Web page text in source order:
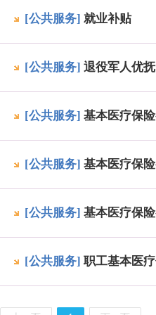
[公共服务] 就业补贴
[公共服务] 退役军人优
[公共服务] 基本医疗保
[公共服务] 基本医疗保
[公共服务] 基本医疗保
[公共服务] 职工基本医